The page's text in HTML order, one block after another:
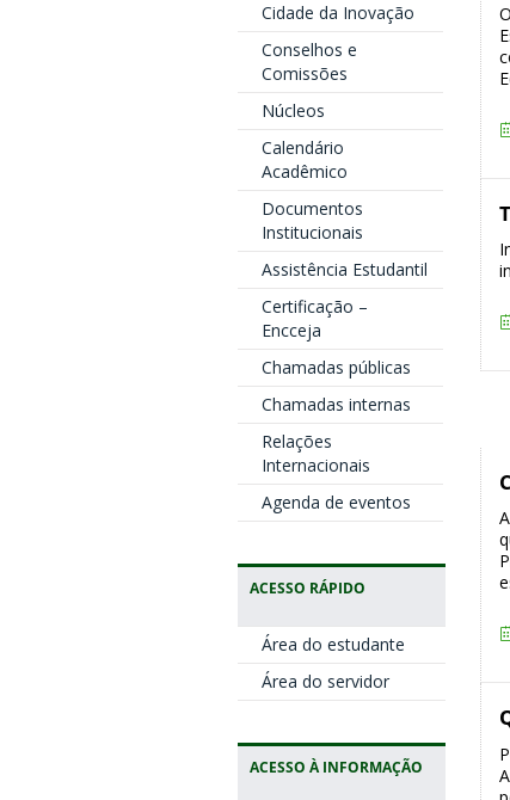
Cidade da Inovação
Conselhos e
Comissões
Núcleos
Calendário
Acadêmico
Documentos
Institucionais
Assistência Estudantil
Certificação –
Encceja
Chamadas públicas
Chamadas internas
Relações
Internacionais
Agenda de eventos
ACESSO RÁPIDO
Área do estudante
Área do servidor
ACESSO À INFORMAÇÃO